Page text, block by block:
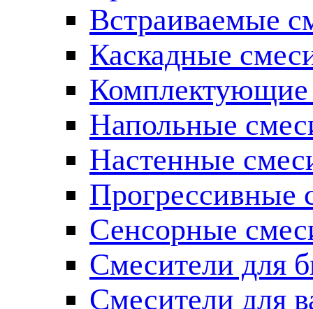
Встраиваемые
Каскадные
Комплектующие
Напольные
Настенные
Прогрессивные
Сенсорные
Смесители для
Смесители для